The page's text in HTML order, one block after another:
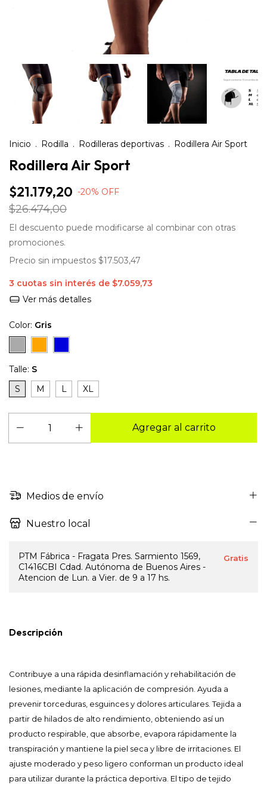
Inicio . Rodilla . Rodilleras deportivas . Rodillera Air Sport
Rodillera Air Sport
$21.179,20 -20% OFF
$26.474,00
El descuento puede modificarse al combinar con otras
promociones.
Precio sin impuestos $17.503,47
3 cuotas sin interés de $7.059,73
Ver más detalles
Color: Gris
Talle: S
S
M L XL
Medios de envío
Nuestro local
PTM Fábrica - Fragata Pres. Sarmiento 1569,
C1416CBI Cdad. Autónoma de Buenos Aires -
Atencion de Lun. a Vier. de 9 a 17 hs.
Gratis
Descripción
Contribuye a una rápida desinflamación y rehabilitación de
lesiones, mediante la aplicación de compresión. Ayuda a
prevenir torceduras, esguinces y dolores articulares. Tejida a
partir de hilados de alto rendimiento, obteniendo así un
producto respirable, que absorbe, evapora rápidamente la
transpiración y mantiene la piel seca y libre de irritaciones. El
ajuste moderado y peso ligero conforman un producto ideal
para utilizar durante la práctica deportiva. El tipo de tejido